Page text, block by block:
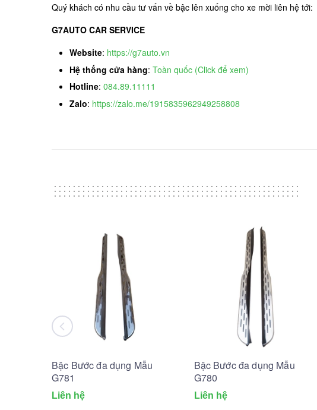
Quý khách có nhu cầu tư vấn về bậc lên xuống cho xe mời liên hệ tới:
G7AUTO CAR SERVICE
Website: https://g7auto.vn
Hệ thống cửa hàng: Toàn quốc (Click để xem)
Hotline: 084.89.11111
Zalo: https://zalo.me/1915835962949258808
Bậc Bước đa dụng Mẫu
G781
Liên hệ
Bậc Bước đa dụng Mẫu
G780
Liên hệ